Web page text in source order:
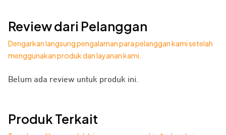
daya yang cepat, dan praktis.
Review dari Pelanggan
Dengarkan langsung pengalaman para pelanggan kami setelah
menggunakan produk dan layanan kami.
Belum ada review untuk produk ini.
Produk Terkait